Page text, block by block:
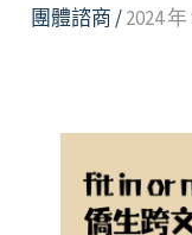
團體諮商 /2024 年